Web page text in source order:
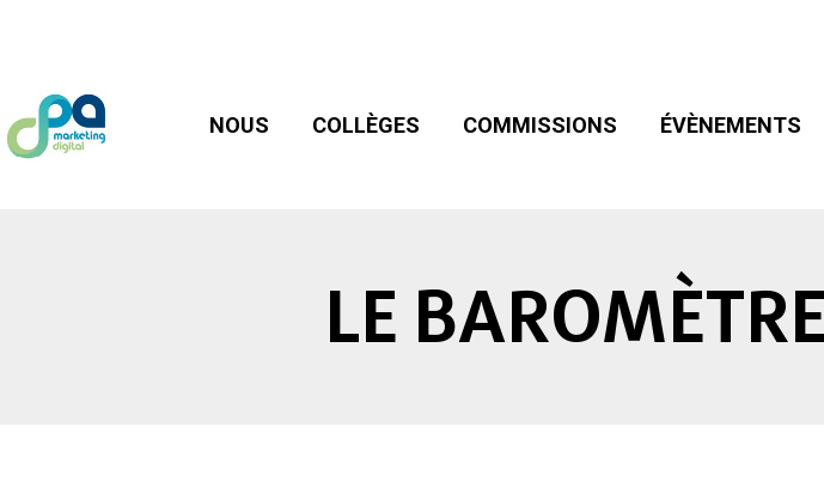
NOUS COLLÈGES COMMISSIONS ÉVÈNEMENTS
LE